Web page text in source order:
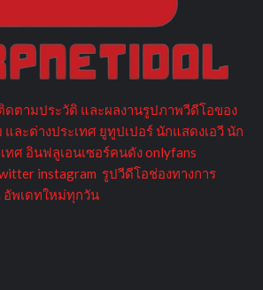
ดตามประวัติ และผลงานรูปภาพวีดีโอของ
และต่างประเทศ ยูทูปเปอร์ นักแสดงเอวี นัก
ทศ อินฟลูเอนเซอร์คนดัง onlyfans
instagram รูปวีดีโอช่องทางการ
อัพเดทใหม่ทุกวัน